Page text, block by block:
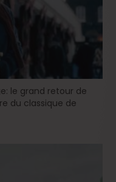
le grand retour de
du classique de